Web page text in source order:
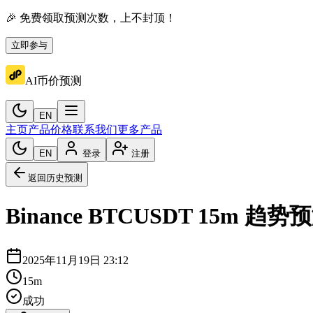
🎉 免费领取预测次数，上不封顶！
立即参与
AI币价预测
EN
主页产品价格联系我们更多产品
EN 登录 注册
返回历史预测
Binance BTCUSDT 15m 趋势
2025年11月19日 23:12
15m
成功